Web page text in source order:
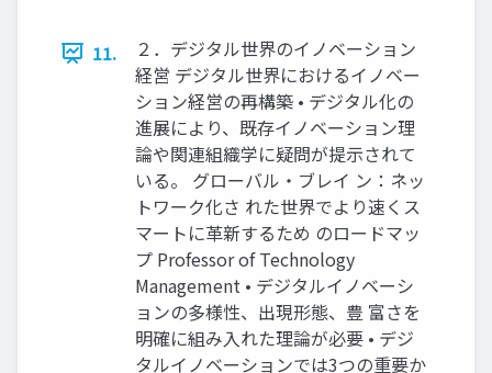
11.
２．デジタル世界のイノベーション
経営 デジタル世界におけるイノベー
ション経営の再構築 • デジタル化の
進展により、既存イノベーション理
論や関連組織学に疑問が提示されて
いる。 グローバル・ブレイ ン：ネッ
トワーク化さ れた世界でより速くス
マートに革新するため のロードマッ
プ Professor of Technology
Management • デジタルイノベーシ
ョンの多様性、出現形態、豊 富さを
明確に組み入れた理論が必要 • デジ
タルイノベーションでは3つの重要か